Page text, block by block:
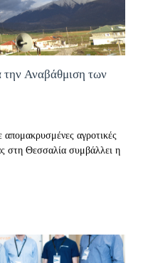
Αναβάθμιση των
απομακρυσμένες αγροτικές
στη Θεσσαλία συμβάλλει η